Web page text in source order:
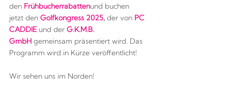
den Frühbucherrabattenund buchen
jetzt den Golfkongress 2025, der von PC
CADDIEund der G.K.M.B.
GmbH gemeinsam präsentiert wird. Das
Programm wird in Kürze veröffentlicht!
Wir sehen uns im Norden!